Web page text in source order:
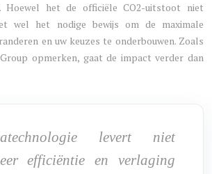
Hoewel het de officiële CO2-uitstoot niet
wel het nodige bewijs om de maximale
en uw keuzes te onderbouwen. Zoals
opmerken, gaat de impact verder dan
levert niet
efficiëntie en verlaging